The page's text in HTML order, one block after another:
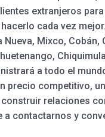
extranjeros
cada vez
Nueva, Mixco,
a todo el
precio competitivo,
relaciones
a contactarnos y